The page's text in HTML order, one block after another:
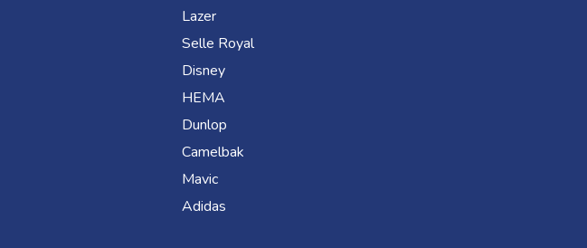
Lazer
Selle Royal
Disney
HEMA
Dunlop
Camelbak
Mavic
Adidas